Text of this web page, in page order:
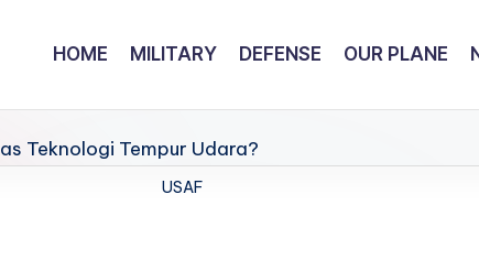
HOME MILITARY DEFENSE OUR PLANE
USAF